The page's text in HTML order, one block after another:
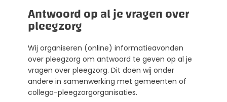
Antwoord op al je vragen over
pleegzorg
Wij organiseren (online) informatieavonden
over pleegzorg om antwoord te geven op al je
vragen over pleegzorg. Dit doen wij onder
andere in samenwerking met gemeenten of
collega-pleegzorgorganisaties.